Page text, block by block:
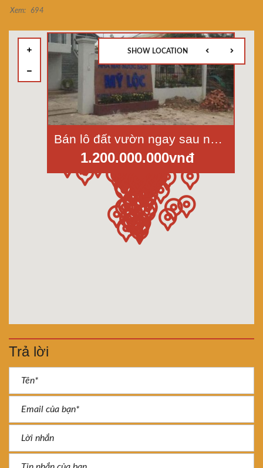
Xem:
694
Bán lô đất vườn ngay sau nhà máy nước Mỹ Lộc, Cần Giuộc, Long An, đường xe 7 chổ, dt 16x25m
1.200.000.000vnđ
SHOW LOCATION
Trả lời